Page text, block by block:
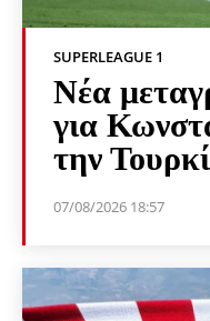
SUPERLEAGUE 1
Νέα
για
την
07/08/2026 18:57